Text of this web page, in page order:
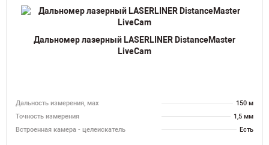
Дальномер лазерный LASERLINER DistanceMaster
LiveCam
Дальность измерения, мах
150 м
Точность измерения
1,5 мм
Встроенная камера - целеискатель
Есть